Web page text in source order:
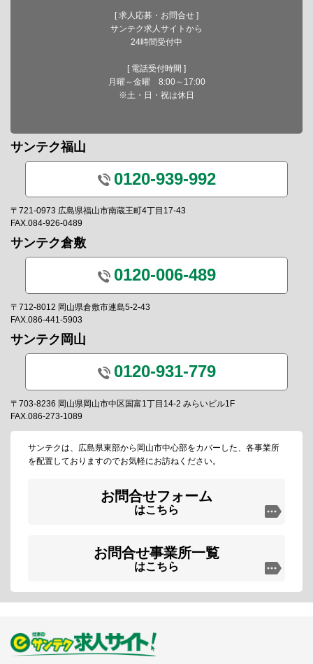
[ 求人応募・お問合せ ]
サンテク求人サイトから
24時間受付中
[ 電話受付時間 ]
月曜～金曜 8:00～17:00
※土・日・祝は休日
サンテク福山
0120-939-992
〒721-0973 広島県福山市南蔵王町4丁目17-43
FAX.084-926-0489
サンテク倉敷
0120-006-489
〒712-8012 岡山県倉敷市連島5-2-43
FAX.086-441-5903
サンテク岡山
0120-931-779
〒703-8236 岡山県岡山市中区国富1丁目14-2 みらいビル1F
FAX.086-273-1089
サンテクは、広島県東部から岡山市中心部をカバーした、各事業所
を配置しておりますのでお気軽にお訪ねください。
お問合せフォーム
はこちら
お問合せ事業所一覧
はこちら